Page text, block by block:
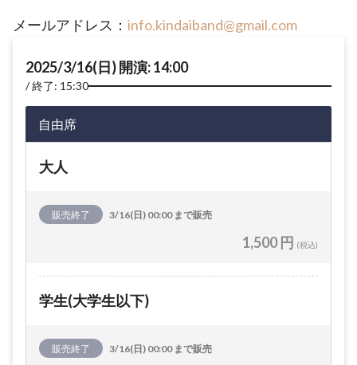
メールアドレス： info.kindaiband@gmail.com
2025/3/16(日) 開演: 14:00
終了: 15:30
自由席
大人
販売終了 3/16(日) 00:00 まで販売
1,500 円 (税込)
学生(大学生以下)
販売終了 3/16(日) 00:00 まで販売